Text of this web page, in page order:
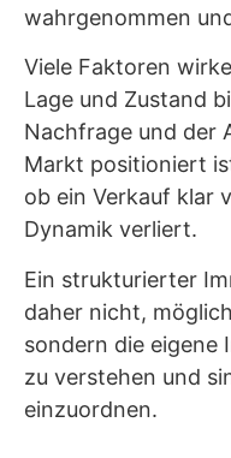
wahrgenommen
Viele Faktoren
Lage und Zustand
Nachfrage und der
Markt positioniert
ob ein Verkauf klar
Dynamik verliert.
Ein strukturierter
daher nicht,
sondern die eigene
zu verstehen und
einzuordnen.